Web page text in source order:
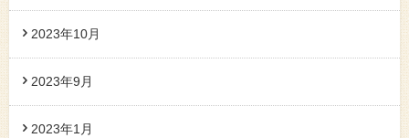
2023年10月
2023年9月
2023年1月